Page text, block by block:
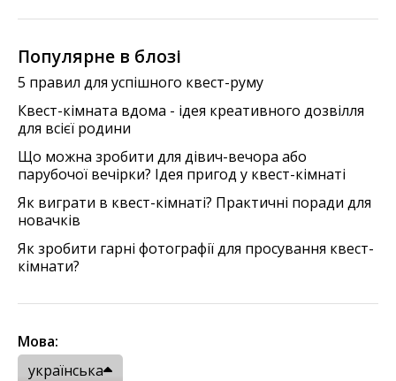
Популярне в блозі
5 правил для успішного квест-руму
Квест-кімната вдома - ідея креативного дозвілля
для всієї родини
Що можна зробити для дівич-вечора або
парубочої вечірки? Ідея пригод у квест-кімнаті
Як виграти в квест-кімнаті? Практичні поради для
новачків
Як зробити гарні фотографії для просування квест-
кімнати?
Мова:
українська